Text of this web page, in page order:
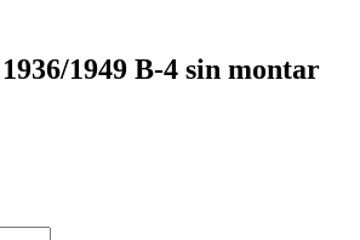
1949 B-4 sin montar